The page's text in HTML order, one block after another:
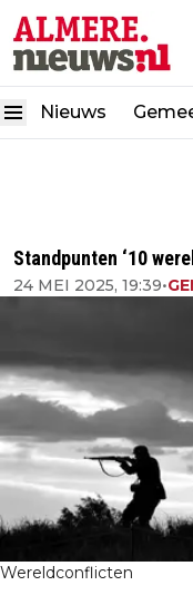
Nieuws
Standpunten ‘10
24 MEI 2025, 19:39•
Wereldconflicten